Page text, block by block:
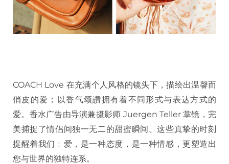
COACH Love 在充满个人风格的镜头下，描绘出温韾而
俏皮的爱；以香气颂讚拥有着不同形式与表达方式的
爱。香水广告由导演兼摄影师 Juergen Teller 掌镜，完
美捕捉了情侣间独一无二的甜蜜瞬间。这些真挚的时刻
提醒着我们﹕爱，是一种态度，是一种情感，更塑造出
您与世界的独特连系。